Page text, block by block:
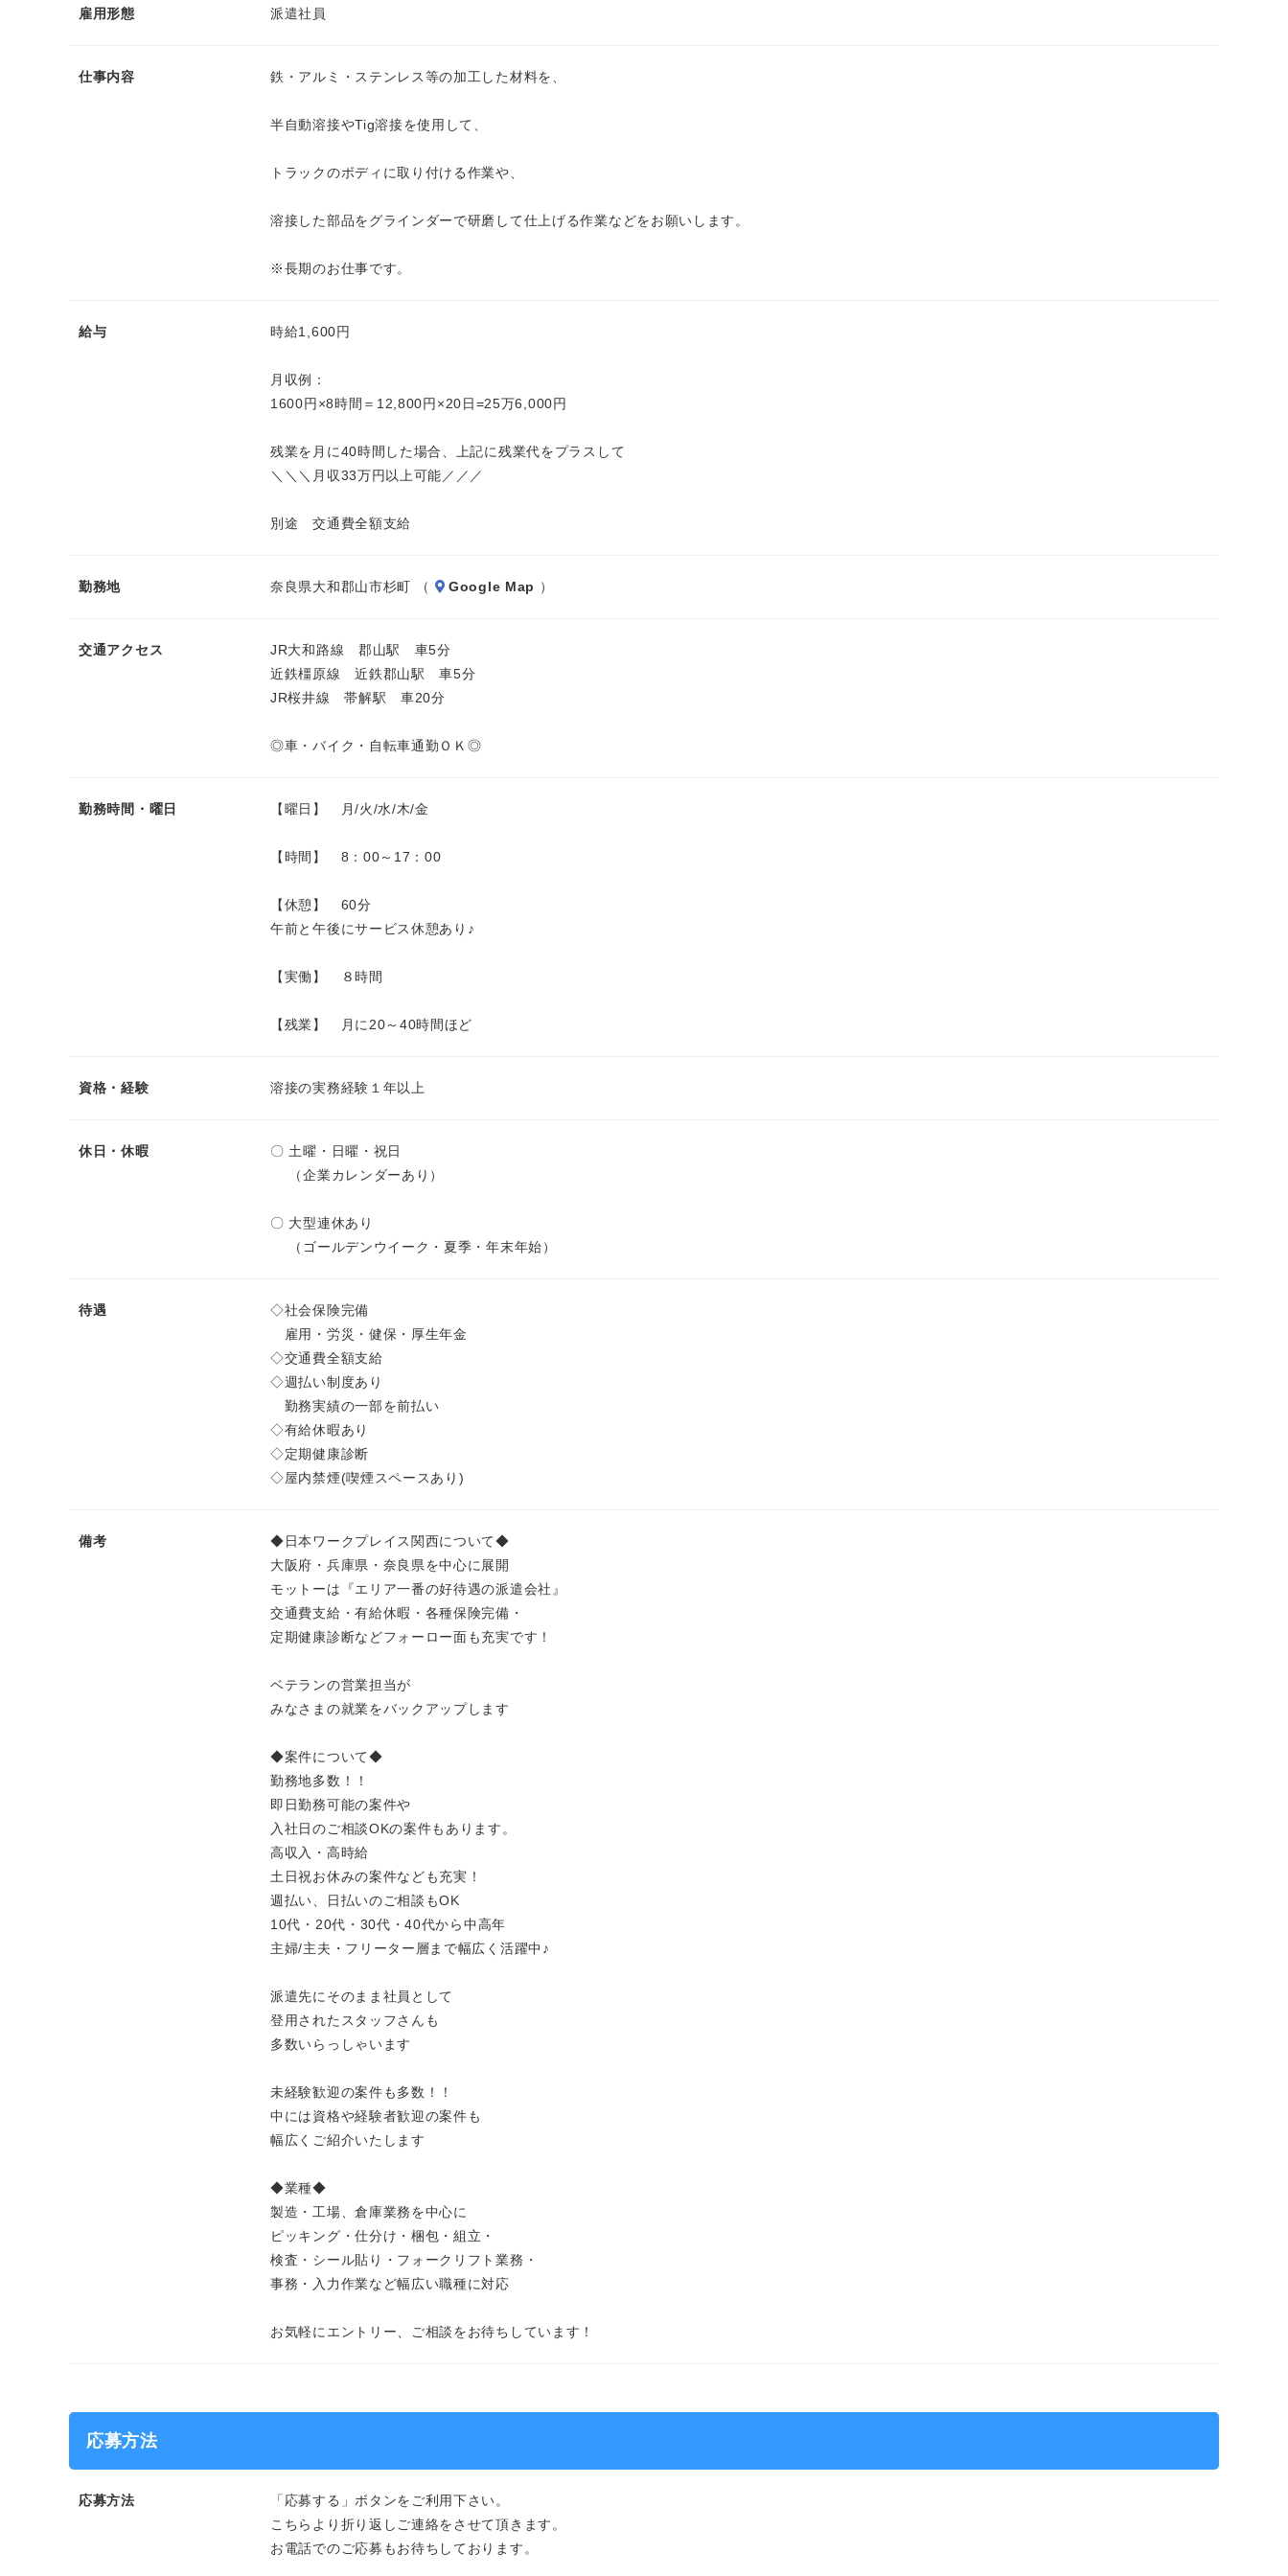
雇用形態 派遣社員
仕事内容 鉄・アルミ・ステンレス等の加工した材料を、
半自動溶接やTig溶接を使用して、
トラックのボディに取り付ける作業や、
溶接した部品をグラインダーで研磨して仕上げる作業などをお願いします。
※長期のお仕事です。
給与 時給1,600円
月収例：
1600円×8時間＝12,800円×20日=25万6,000円
残業を月に40時間した場合、上記に残業代をプラスして
＼＼＼月収33万円以上可能／／／
別途 交通費全額支給
勤務地 奈良県大和郡山市杉町 （ Google Map ）
交通アクセス
JR大和路線 郡山駅 車5分
近鉄橿原線 近鉄郡山駅 車5分
JR桜井線 帯解駅 車20分
◎車・バイク・自転車通勤ＯＫ◎
勤務時間・曜日 【曜日】 月/火/水/木/金
【時間】 8：00～17：00
【休憩】 60分
午前と午後にサービス休憩あり♪
【実働】 ８時間
【残業】 月に20～40時間ほど
資格・経験 溶接の実務経験１年以上
休日・休暇
〇 土曜・日曜・祝日
（企業カレンダーあり）
〇 大型連休あり
（ゴールデンウイーク・夏季・年末年始）
待遇
◇社会保険完備
雇用・労災・健保・厚生年金
◇交通費全額支給
◇週払い制度あり
勤務実績の一部を前払い
◇有給休暇あり
◇定期健康診断
◇屋内禁煙(喫煙スペースあり)
備考
◆日本ワークプレイス関西について◆
大阪府・兵庫県・奈良県を中心に展開
モットーは『エリア一番の好待遇の派遣会社』
交通費支給・有給休暇・各種保険完備・
定期健康診断などフォーロー面も充実です！
ベテランの営業担当が
みなさまの就業をバックアップします
◆案件について◆
勤務地多数！！
即日勤務可能の案件や
入社日のご相談OKの案件もあります。
高収入・高時給
土日祝お休みの案件なども充実！
週払い、日払いのご相談もOK
10代・20代・30代・40代から中高年
主婦/主夫・フリーター層まで幅広く活躍中♪
派遣先にそのまま社員として
登用されたスタッフさんも
多数いらっしゃいます
未経験歓迎の案件も多数！！
中には資格や経験者歓迎の案件も
幅広くご紹介いたします
◆業種◆
製造・工場、倉庫業務を中心に
ピッキング・仕分け・梱包・組立・
検査・シール貼り・フォークリフト業務・
事務・入力作業など幅広い職種に対応
お気軽にエントリー、ご相談をお待ちしています！
応募方法
応募方法
「応募する」ボタンをご利用下さい。
こちらより折り返しご連絡をさせて頂きます。
お電話でのご応募もお待ちしております。